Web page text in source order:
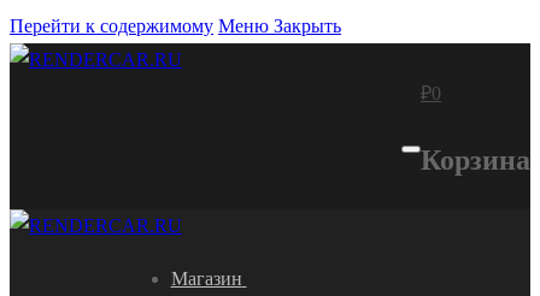
Перейти к содержимому Меню Закрыть
₽0
Корзина
Магазин